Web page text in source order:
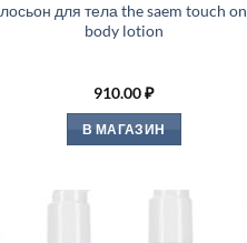
лосьон для тела the saem touch on
body lotion
910.00₽
В МАГАЗИН